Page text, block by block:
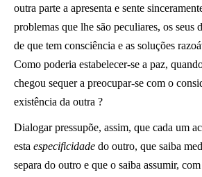
outra parte a apresenta e sente
problemas que lhe são peculiares, os seus
de que tem consciência e as soluções
Como poderia estabelecer-se a paz,
chegou sequer a preocupar-se com o
existência da outra ?
Dialogar pressupõe, assim, que cada um
esta especificidade do outro, que saiba
separa do outro e que o saiba assumir,